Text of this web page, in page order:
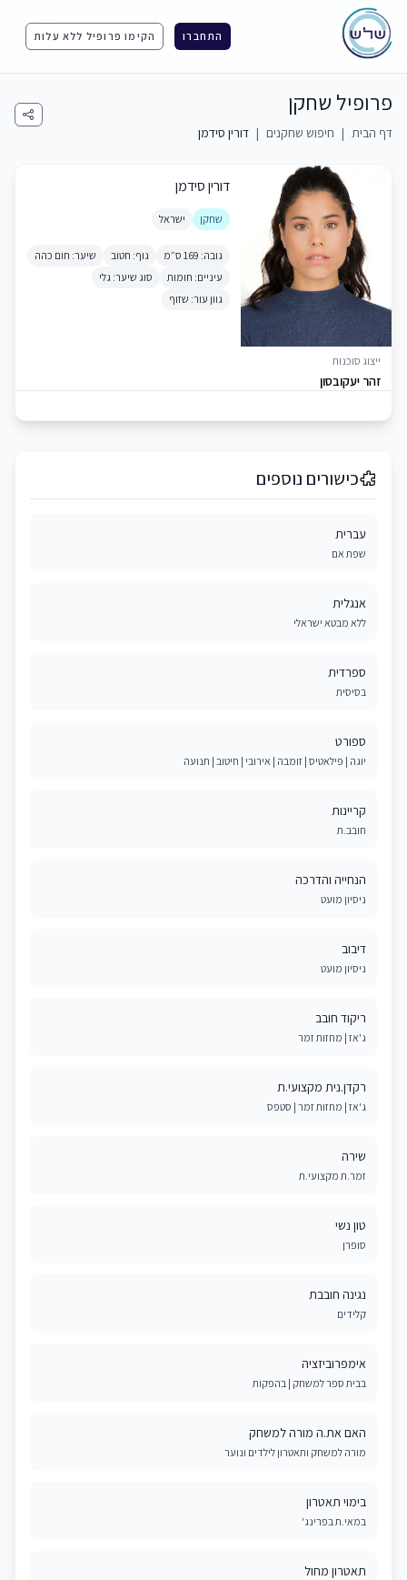
התחברו הקימו פרופיל ללא עלות
פרופיל שחקן
דף הבית | חיפוש שחקנים | דורין סידמן
ייצוג סוכנות
זהר יעקובסון
דורין סידמן
שחקן ישראל
גובה: 169 ס״מ גוף: חטוב
שיער: חום כהה
עיניים: חומות
סוג שיער: גלי
גוון עור: שזוף
כישורים נוספים
עברית
שפת אם
אנגלית
ללא מבטא ישראלי
ספרדית
בסיסית
ספורט
יוגה | פילאטיס | זומבה | אירובי | חיטוב | תנועה
קריינות
חובב.ת
הנחייה והדרכה
ניסיון מועט
דיבוב
ניסיון מועט
ריקוד חובב
ג'אז | מחזות זמר
רקדן.נית מקצועי.ת
ג'אז | מחזות זמר | סטפס ​
שירה
זמר.ת מקצועי.ת
טון נשי
סופרן
נגינה חובבת
קלידים
אימפרוביזציה
בבית ספר למשחק | בהפקות
האם את.ה מורה למשחק
מורה למשחק ותאטרון לילדים ונוער
בימוי תאטרון
במאי.ת בפרינג'
תאטרון מחול